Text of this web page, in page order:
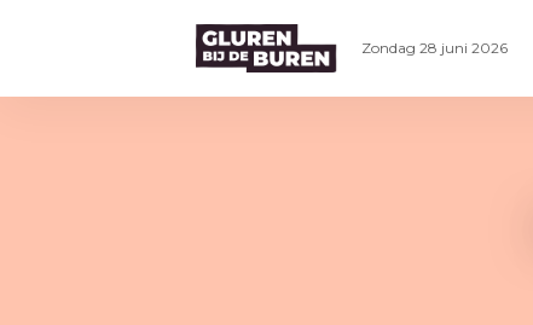
Zondag 28 juni 2026